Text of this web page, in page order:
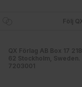
Följ
QX Förlag AB Box 17
62 Stockholm,
7203001